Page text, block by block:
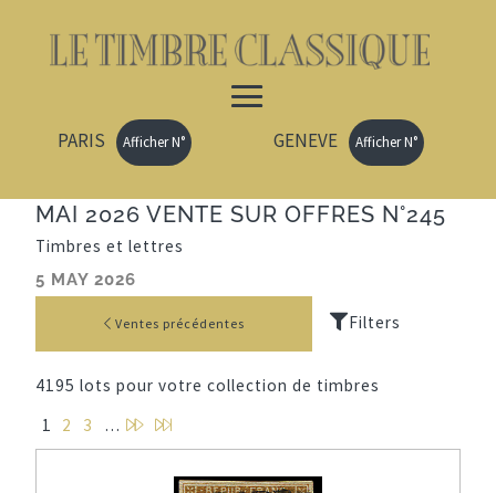
PARIS Afficher N° GENEVE Afficher N°
MAI 2026 VENTE SUR OFFRES N°245
Timbres et lettres
5 MAY 2026
Ventes précédentes
4195 lots pour votre collection de timbres
1
2 3 …
P
a
D
e
r